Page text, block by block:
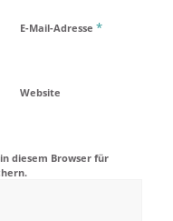
E-Mail-Adresse *
Website
diesem Browser für